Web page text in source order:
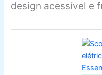
design acessível e